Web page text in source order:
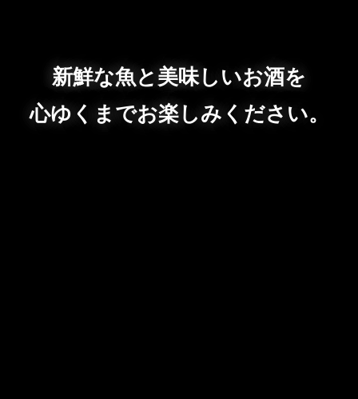
新鮮な魚と美味しいお酒を
心ゆくまでお楽しみください。